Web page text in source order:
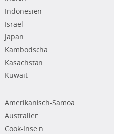
Indonesien
Israel
Japan
Kambodscha
Kasachstan
Kuwait
Amerikanisch-Samoa
Australien
Cook-Inseln